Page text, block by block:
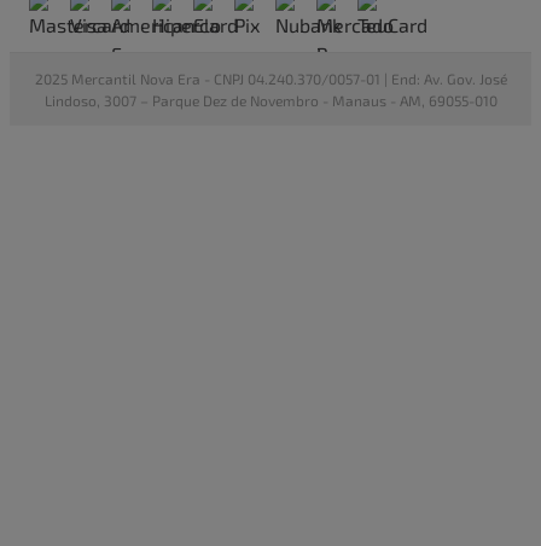
2025 Mercantil Nova Era - CNPJ 04.240.370/0057-01 | End: Av. Gov. José
Lindoso, 3007 – Parque Dez de Novembro - Manaus - AM, 69055-010